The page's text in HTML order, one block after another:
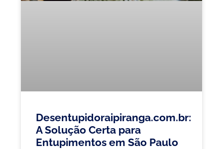
Desentupidoraipiranga.com.br:
A Solução Certa para
Entupimentos em São Paulo